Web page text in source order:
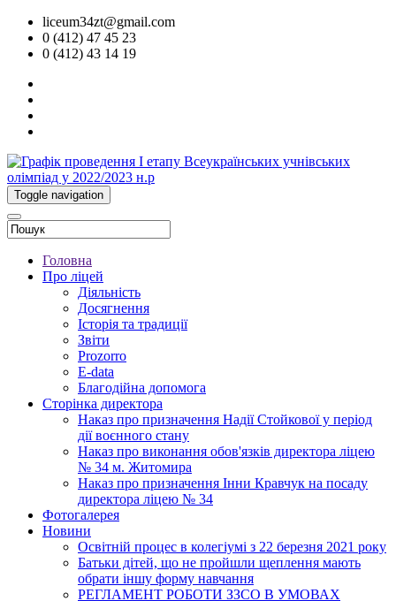
liceum34zt@gmail.com
0 (412) 47 45 23
0 (412) 43 14 19
Toggle navigation
Головна
Про ліцей
Діяльність
Досягнення
Історія та традиції
Звіти
Prozorro
E-data
Благодійна допомога
Сторінка директора
Наказ про призначення Надії Стойкової у період
дії воєнного стану
Наказ про виконання обов'язків директора ліцею
№ 34 м. Житомира
Наказ про призначення Інни Кравчук на посаду
директора ліцею № 34
Фотогалерея
Новини
Освітній процес в колегіумі з 22 березня 2021 року
Батьки дітей, що не пройшли щеплення мають
обрати іншу форму навчання
РЕГЛАМЕНТ РОБОТИ ЗЗСО В УМОВАХ